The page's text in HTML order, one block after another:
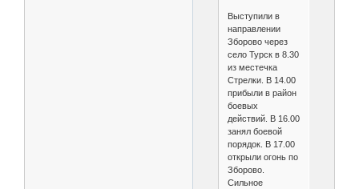
Выступили в
направлении
Зборово через
село Турск в 8.30
из местечка
Стрелки. В 14.00
прибыли в район
боевых
действий. В 16.00
занял боевой
порядок. В 17.00
открыли огонь по
Зборово.
Сильное